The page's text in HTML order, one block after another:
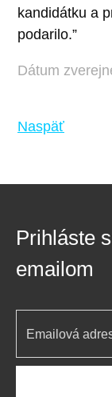
kandidátku a
podarilo.”
Dátum
Naspäť
Prihláste
emailom